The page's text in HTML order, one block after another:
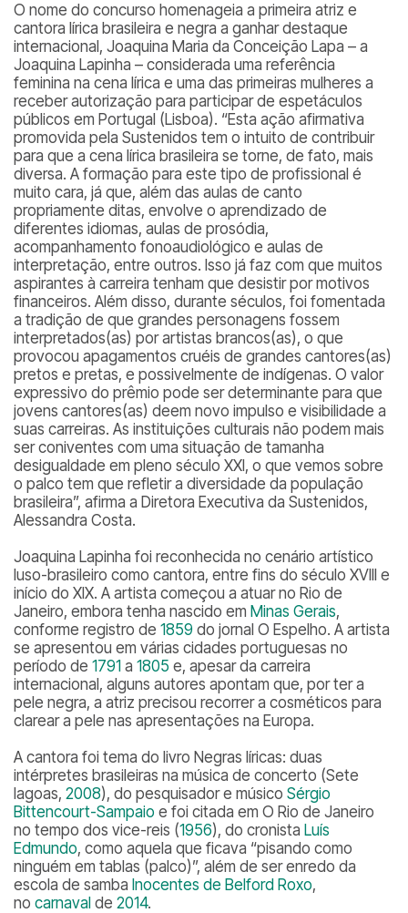
O nome do concurso homenageia a primeira atriz e
cantora lírica brasileira e negra a ganhar destaque
internacional, Joaquina Maria da Conceição Lapa – a
Joaquina Lapinha – considerada uma referência
feminina na cena lírica e uma das primeiras mulheres a
receber autorização para participar de espetáculos
públicos em Portugal (Lisboa). “Esta ação afirmativa
promovida pela Sustenidos tem o intuito de contribuir
para que a cena lírica brasileira se torne, de fato, mais
diversa. A formação para este tipo de profissional é
muito cara, já que, além das aulas de canto
propriamente ditas, envolve o aprendizado de
diferentes idiomas, aulas de prosódia,
acompanhamento fonoaudiológico e aulas de
interpretação, entre outros. Isso já faz com que muitos
aspirantes à carreira tenham que desistir por motivos
financeiros. Além disso, durante séculos, foi fomentada
a tradição de que grandes personagens fossem
interpretados(as) por artistas brancos(as), o que
provocou apagamentos cruéis de grandes cantores(as)
pretos e pretas, e possivelmente de indígenas. O valor
expressivo do prêmio pode ser determinante para que
jovens cantores(as) deem novo impulso e visibilidade a
suas carreiras. As instituições culturais não podem mais
ser coniventes com uma situação de tamanha
desigualdade em pleno século XXI, o que vemos sobre
o palco tem que refletir a diversidade da população
brasileira”, afirma a Diretora Executiva da Sustenidos,
Alessandra Costa.
Joaquina Lapinha foi reconhecida no cenário artístico
luso-brasileiro como cantora, entre fins do século XVIII e
início do XIX. A artista começou a atuar no Rio de
Janeiro, embora tenha nascido em Minas Gerais,
conforme registro de 1859 do jornal O Espelho. A artista
se apresentou em várias cidades portuguesas no
período de 1791 a 1805 e, apesar da carreira
internacional, alguns autores apontam que, por ter a
pele negra, a atriz precisou recorrer a cosméticos para
clarear a pele nas apresentações na Europa.
A cantora foi tema do livro Negras líricas: duas
intérpretes brasileiras na música de concerto (Sete
lagoas, 2008), do pesquisador e músico Sérgio
Bittencourt-Sampaio e foi citada em O Rio de Janeiro
no tempo dos vice-reis (1956), do cronista Luís
Edmundo, como aquela que ficava “pisando como
ninguém em tablas (palco)”, além de ser enredo da
escola de samba Inocentes de Belford Roxo,
no carnaval de 2014.